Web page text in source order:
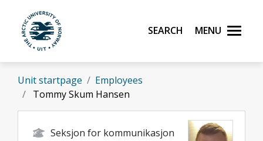
Skip to main content
UiT The Arctic University of Norway
Search Menu
Unit startpage
Employees
Tommy Skum Hansen
Seksjon for kommunikasjon